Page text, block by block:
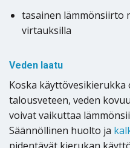
tasainen lämmönsiirto
virtauksilla
Veden laatu
Koska
talousveteen, veden
voivat vaikuttaa
Säännöllinen huolto ja